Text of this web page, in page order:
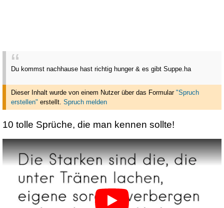
Du kommst nachhause hast richtig hunger & es gibt Suppe.ha
Dieser Inhalt wurde von einem Nutzer über das Formular "Spruch
erstellen" erstellt. Spruch melden
10 tolle Sprüche, die man kennen sollte!